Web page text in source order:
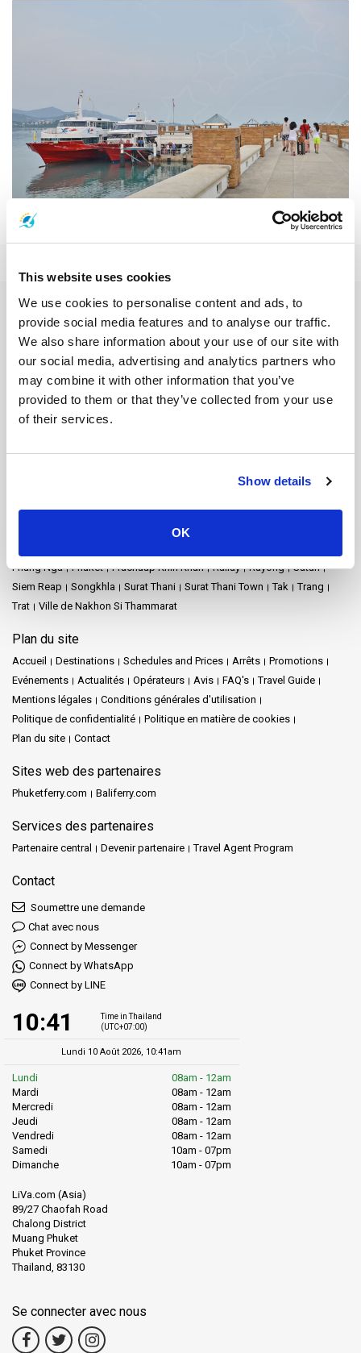
This website uses cookies
We use cookies to personalise content and ads, to
provide social media features and to analyse our traffic.
We also share information about your use of our site with
our social media, advertising and analytics partners who
may combine it with other information that you’ve
provided to them or that they’ve collected from your use
of their services.
Show details
OK
Le meilleur moyen de voyager de Samui à Phuket et Krabi
Destinations des ferries
Aéroport de Nakhon Si Thammarat
Aéroport de Samui
Aéroport de Surat Thani
Aéroport Suvarnabhumi
Ao Nang
Bangkok Barrage de Ratchaprapha
Chiang Mai
Chonburi
Chumphon Donsak
Gare de Chumphon
Gare de Surat Thani
Koh Jum
Koh Kood Koh Kradan Koh Lanta
Koh Laoliang
Koh Yao Noi
Koh Yao Yai Krabi Lampang Lamphun
Langkawi
Nakhon Ratchasima
Phang Nga
Phuket Prachuap Khiri Khan Railay Rayong
Satun
Siem Reap
Songkhla Surat Thani Surat Thani Town Tak
Trang
Trat
Ville de Nakhon Si Thammarat
Plan du site
Accueil Destinations Schedules and Prices Arrêts
Promotions
Evénements
Actualités Opérateurs Avis FAQ's
Travel Guide
Mentions légales
Conditions générales d'utilisation
Politique de confidentialité
Politique en matière de cookies
Plan du site
Contact
Sites web des partenaires
Phuketferry.com Baliferry.com
Services des partenaires
Partenaire central Devenir partenaire Travel Agent Program
Contact
Soumettre une demande
Chat avec nous
Connect by Messenger
Connect by WhatsApp
Connect by LINE
10:41
Time in Thailand
(UTC+07:00)
Lundi 10 Août 2026, 10:41am
Lundi
08am - 12am
Mardi
08am - 12am
Mercredi
08am - 12am
Jeudi
08am - 12am
Vendredi
08am - 12am
Samedi
10am - 07pm
Dimanche
10am - 07pm
LiVa.com (Asia)
89/27 Chaofah Road
Chalong District
Muang Phuket
Phuket Province
Thailand, 83130
Se connecter avec nous